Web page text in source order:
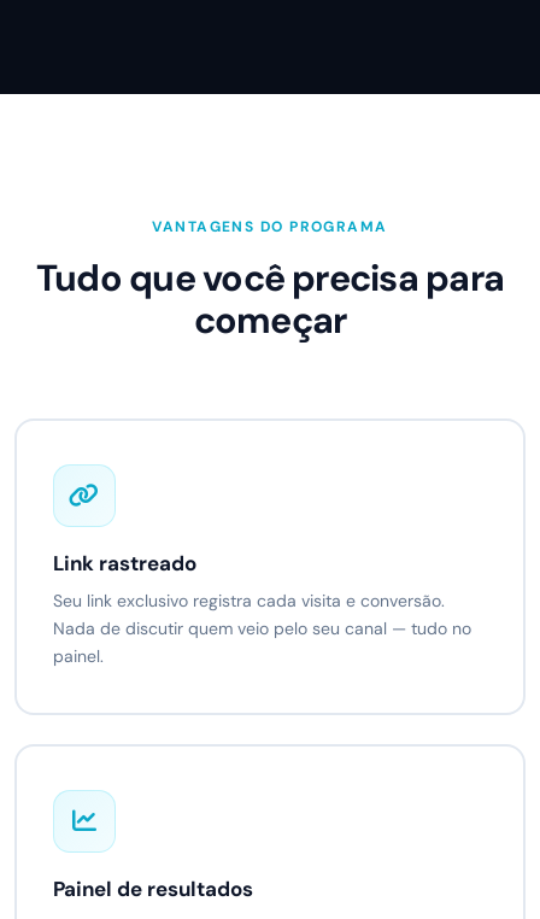
VANTAGENS DO PROGRAMA
Tudo que você precisa para
começar
Link rastreado
Seu link exclusivo registra cada visita e conversão.
Nada de discutir quem veio pelo seu canal — tudo no
painel.
Painel de resultados